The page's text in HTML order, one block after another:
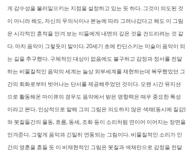
게 감수성을 불러일으키는 지점을 설정하고 있는 듯 하다. 그것이 의도된 것
이 아니라 해도, 자신의 무의식이나 본능에 따라 그려나갔다고 해도 이 그림
은 시각적인 흔적을 안겨 보는 이들에게 내면의 깊은 것을 건드리려는 것 같
다. 마치 음악이 그렇듯이 말이다. 20세기 초에 칸딘스키는 미술이 음악이 되
는 길을 추구했다. 구체적인 대상이 없음에도 불구하고 감정과 정서를 전달
하는 비물질적인 음악의 세계는 늘상 외부세계를 재현하는데 복무했었던 그
간의 회화로부터 벗어나는 단서를 제공해주었던 것이다. 오랜 시간 뮤지션
으로 활동해온 마이큐의 경우도 음악에서 받은 영향력은 매우 중요한 특성
이라고 본다. 인상적으로 말해 그의 그림은 의도하지 않은 색채(동시에 질감)
와 붓질들간의 율동, 흐름, 동세, 조화 등이 소리처럼 연이어 이어지는 장면을
안겨준다. 그렇게 음악과 긴밀히 연동되는 그림이다. 비물질적인 소리가 인
간의 영혼을 흔들 듯 이 비재현적인 그림은 붓질과 색채만으로 감정을 전달